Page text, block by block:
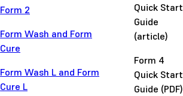
Form 2
Form Wash and Form
Cure
Form Wash L and Form
Cure L
Quick Start
Guide
(article)
Form 4
Quick Start
Guide (PDF)